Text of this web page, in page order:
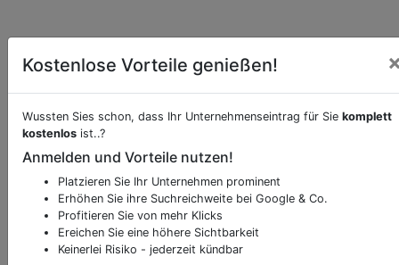
Beschreibung & Services von
Fahrradwerkstatt-Fahrradverleih-Fahrradservice
Sie möchten eine Beschreibung, Dienstleistung
oder andere relevante Informationen hinzufügen?
Klicken Sie bitte hierum uns zu kontaktieren.
Kostenlose Vorteile genießen!
Wussten Sies schon, dass Ihr Unternehmenseintrag für Sie komplett
kostenlos ist..?
Anmelden und Vorteile nutzen!
Platzieren Sie Ihr Unternehmen prominent
Erhöhen Sie ihre Suchreichweite bei Google & Co.
Profitieren Sie von mehr Klicks
Ereichen Sie eine höhere Sichtbarkeit
Keinerlei Risiko - jederzeit kündbar